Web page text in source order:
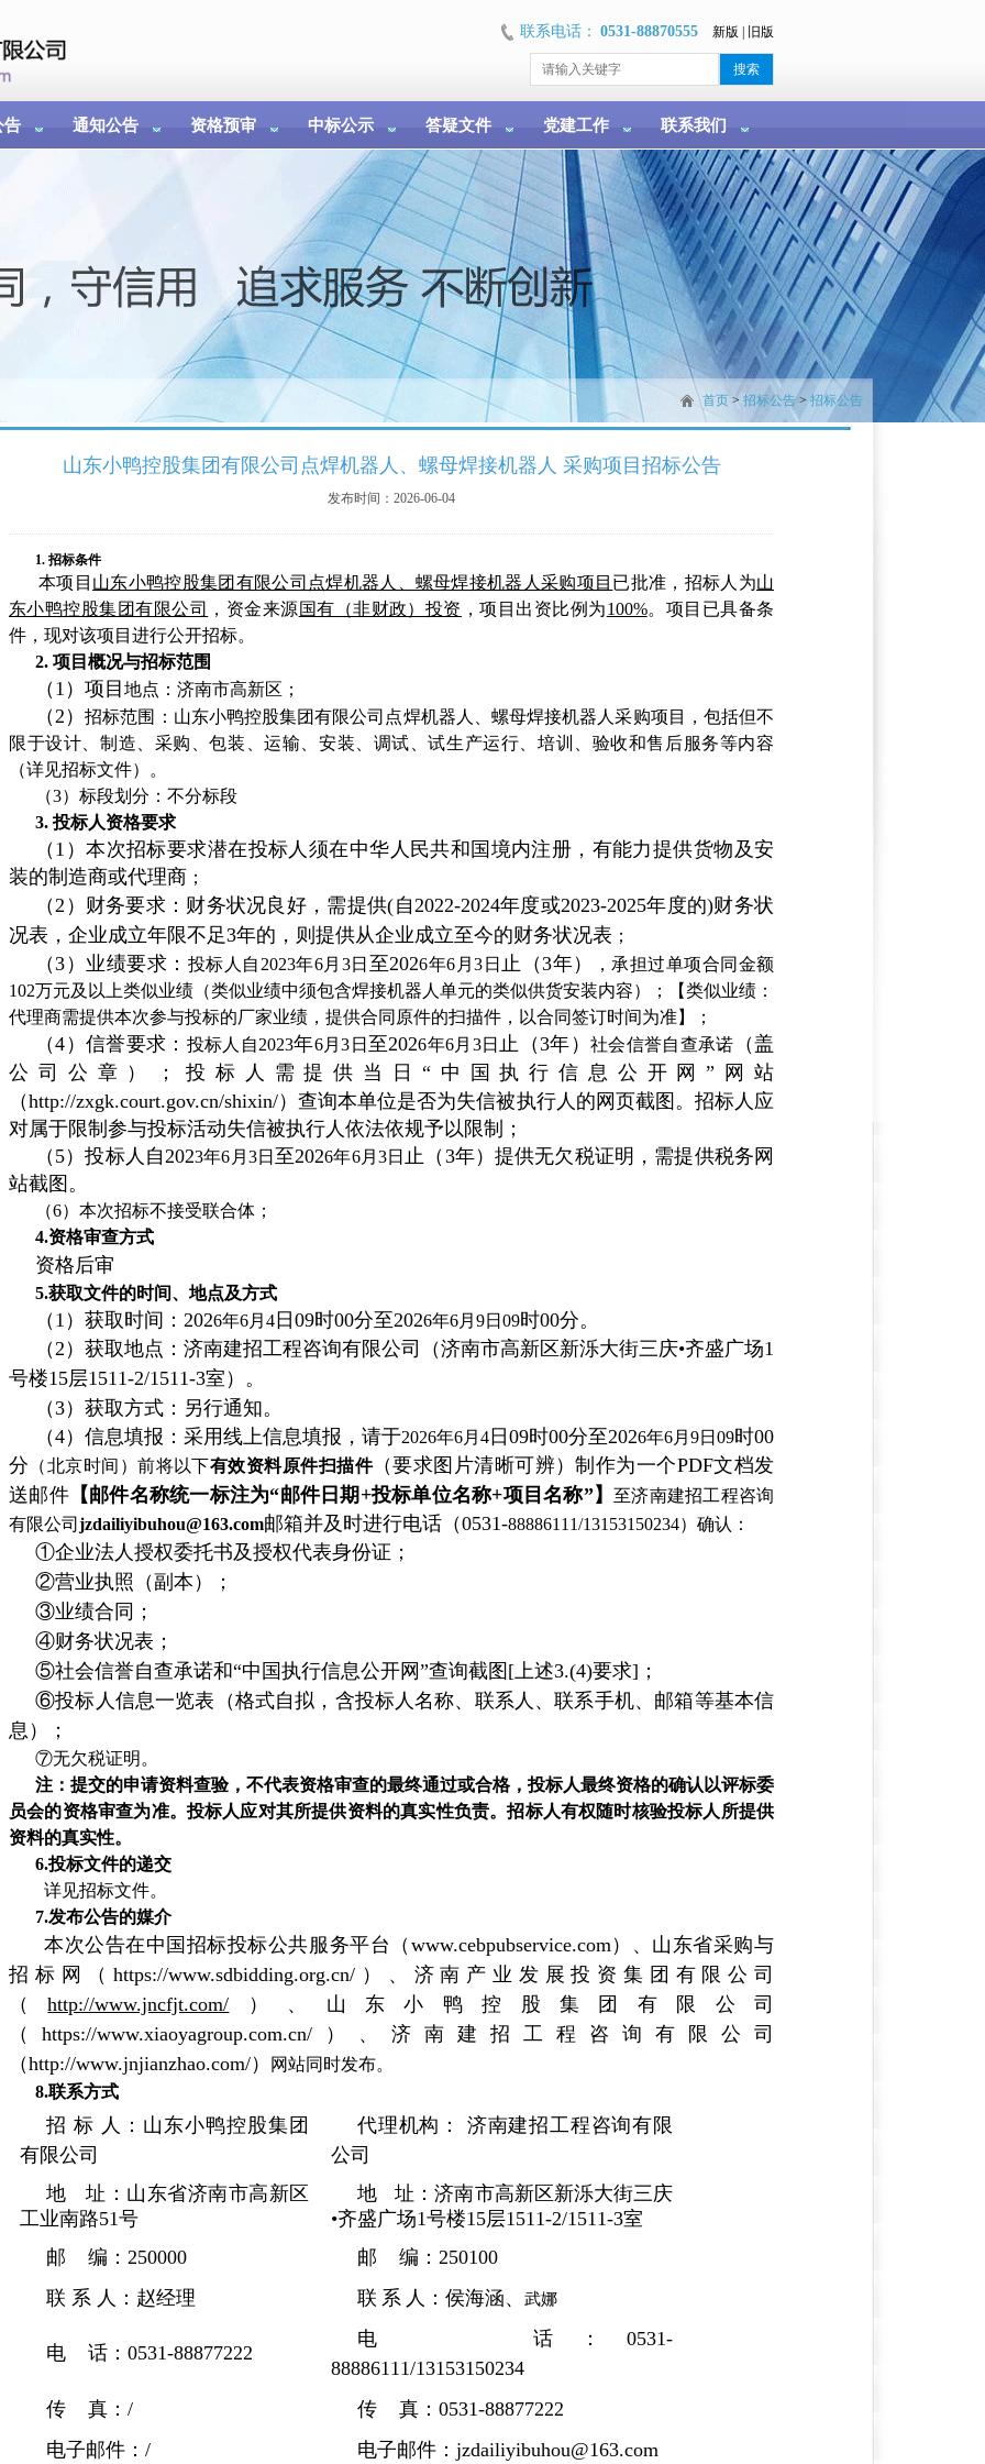
联系电话： 0531-88870555 新版 旧版
告 通知公告 资格预审 中标公示 答疑文件 党建工作 联系我们
首页> 招标公告> 招标公告
山东小鸭控股集团有限公司点焊机器人、螺母焊接机器人 采购项目招标公告
发布时间：2026-06-04
1. 招标条件
本项目 山东小鸭控股集团有限公司点焊机器人、螺母焊接机器人采购项目 已批准，招标人为山
东小鸭控股集团有限公司
，资金来源国有（非财政）投资 ，项目出资比例为100%。项目已具备条
件，现对该项目进行公开招标。
2. 项目概况与招标范围
（1）项目 地点：济南市高新区；
（2）招标范围：山东小鸭控股集团有限公司点焊机器人、螺母焊接机器人采购项目，包括但不
限于设计、制造、采购、包装、运输、安装、调试、试生产运行、培训、验收和售后服务等内容
（详见招标文件）。
（3）标段划分：不分标段
3. 投标人资格要求
（1）本次招标要求潜在投标人须在中华人民共和国境内注册，有能力提供货物及安
装的制造商或代理商 ；
（2）财务要求：财务状况良好， 需提供(自2022-2024年度或2023-2025年度的)财务状
况表，企业成立年限不足3年的，则提供从企业成立至今的财务状况表 ；
（3）业绩要求： 投标人自2023年6月3日 至2026年6月3日 止（3年）
，承担过单项合同金额
102万元及以上类似业绩（类似业绩中须包含焊接机器人单元的类似供货安装内容）；【类似业绩：
代理商需提供本次参与投标的厂家业绩，提供合同原件的扫描件，以合同签订时间为准】；
（4）信誉要求： 投标人自2023年6月3日 至2026年6月3日 止（3年）社会信誉自查承诺
（盖
公司公章）；投标人需提供当日 “中国执行信息公开网”网站
（http://zxgk.court.gov.cn/shixin/）查询本单位是否为失信被执行人的网页截图。招标人应
对属于限制参与投标活动失信被执行人依法依规予以限制；
（5）投标人自2023年6月3日 至2026年6月3日 止（3年）提供无欠税证明，需提供税务网
站截图。
（6）本次招标不接受联合体；
4.资格审查方式
资格后审
5.获取文件的时间、地点及方式
（1）获取时间：2026年6月4 日09时00分至2026年6月9日09时00分。
（2）获取地点：济南建招工程咨询有限公司（济南市高新区新泺大街三庆•齐盛广场1
号楼15层1511-2/1511-3室）。
（3）获取方式：另行通知。
（4）信息填报：采用线上信息填报，请于2026年6月4 日09时00分至2026年6月9日09时00
分 （北京时间）前将以下有效资料原件扫描件（要求图片清晰可辨）制作为一个PDF文档发
送邮件【邮件名称统一标注为“邮件日期+投标单位名称+项目名称”】 至济南建招工程咨询
有限公司 jzdailiyibuhou@163.com邮箱并及时进行电话（0531-88886111/13153150234）确认：
①企业法人授权委托书及授权代表身份证；
②营业执照（副本）；
③业绩合同；
④财务状况表；
⑤社会信誉自查承诺和“中国执行信息公开网”查询截图[上述3.(4)要求]；
⑥投标人信息一览表（格式自拟，含投标人名称、联系人、联系手机、邮箱等基本信
息）；
⑦无欠税证明。
注：提交的申请资料查验，不代表资格审查的最终通过或合格，投标人最终资格的确认以评标委
员会的资格审查为准。投标人应对其所提供资料的真实性负责。招标人有权随时核验投标人所提供
资料的真实性。
6.投标文件的递交
详见招标文件。
7.发布公告的媒介
本次公告在中国招标投标公共服务平台（www.cebpubservice.com）、山东省采购与
招标网（https://www.sdbidding.org.cn/）、济南产业发展投资集团有限公司
（http://www.jncfjt.com/ ）、山东小鸭控股集团有限公司
（https://www.xiaoyagroup.com.cn/）、 济南建招工程咨询有限公司
（http://www.jnjianzhao.com/）
网站同时发布。
8.联系方式
招 标 人：山东小鸭控股集团
有限公司
代理机构： 济南建招工程咨询有限
公司
地
址：山东省济南市高新区
工业南路51号
地
址：济南市高新区新泺大街三庆
•齐盛广场1号楼15层1511-2/1511-3室
邮 编：250000
邮 编：250100
联 系 人：赵经理
联 系 人：侯海涵、 武娜
电 话：0531-88877222
电 话：0531-
88886111/13153150234
传 真：/
传 真：0531-88877222
电子邮件：/
电子邮件：jzdailiyibuhou@163.com